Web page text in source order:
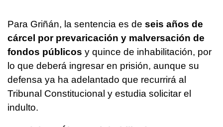
Para Griñán, la sentencia es de seis años de
cárcel por prevaricación y malversación de
fondos públicos y quince de inhabilitación, por
lo que deberá ingresar en prisión, aunque su
defensa ya ha adelantado que recurrirá al
Tribunal Constitucional y estudia solicitar el
indulto.